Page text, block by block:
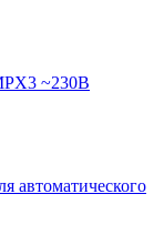
~230В
автоматического